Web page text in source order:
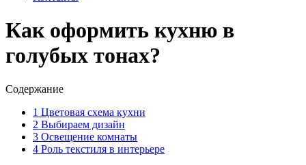
Как оформить кухню в
голубых тонах?
Содержание
1 Цветовая схема кухни
2 Выбираем дизайн
3 Освещение комнаты
4 Роль текстиля в интерьере